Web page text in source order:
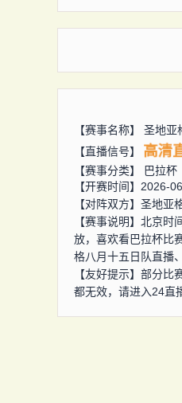
【赛事名称】 圣地亚
【直播信号】
高清
【赛事分类】
巴拉杯
【开赛时间】2026-
【对阵双方】 圣地亚
【赛事说明】北京
放，喜欢看巴拉杯比
格八月十五日队直播
【友好提示】部分
都无效，请进入24直